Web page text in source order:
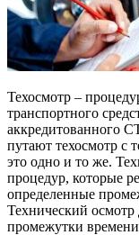
Техосмотр –
транспортного
аккредитованного
путают техосмотр с
это одно и то же.
процедур, которые
определенные
Технический осмотр
промежутки